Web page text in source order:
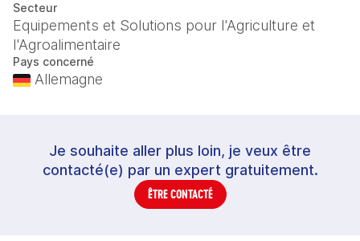
Secteur
Equipements et Solutions pour l'Agriculture et
l'Agroalimentaire
Pays concerné
Allemagne
Je souhaite aller plus loin, je veux être
contacté(e) par un expert gratuitement.
ÊTRE CONTACTÉ